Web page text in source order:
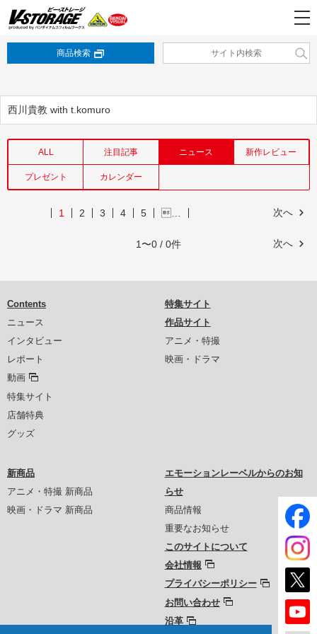
商品検索
西川貴教 with t.komuro
ALL 注目記事 ニュース 新作レビュー
プレゼント カレンダー
次へ
1 2 3 4 5 …
次へ
1〜0 / 0件
Contents
ニュース
インタビュー
レポート
動画
特集サイト
店舗特典
グッズ
特集サイト
作品サイト
アニメ・特撮
映画・ドラマ
新商品
アニメ・特撮 新商品
映画・ドラマ 新商品
エモーションレーベルからのお知
らせ
商品情報
重要なお知らせ
このサイトについて
会社情報
プライバシーポリシー
お問い合わせ
沿革